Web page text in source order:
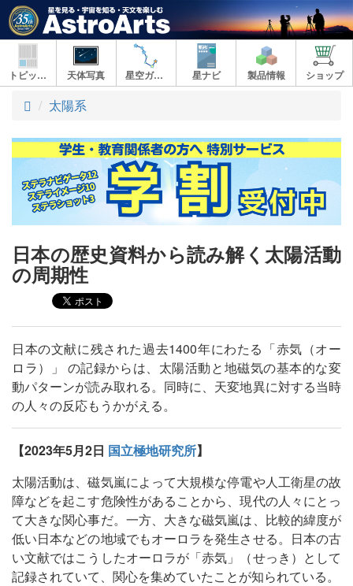
トピックス 天体写真 星空ガイド 星ナビ 製品情報 ショップ
ト
プ
太陽系
日本の歴史資料から読み解く太陽活動
の周期性
日本の文献に残された過去1400年にわたる「赤気（オー
ロラ）」 の記録からは、太陽活動と地磁気の基本的な変
動パターンが読み取れる。同時に、天変地異に対する当時
の人々の反応もうかがえる。
【2023年5月2日 国立極地研究所】
太陽活動は、磁気嵐によって大規模な停電や人工衛星の故
障などを起こす危険性があることから、現代の人々にとっ
て大きな関心事だ。一方、大きな磁気嵐は、比較的緯度が
低い日本などの地域でもオーロラを発生させる。日本の古
い文献ではこうしたオーロラが「赤気」（せっき）として
記録されていて、関心を集めていたことが知られている。